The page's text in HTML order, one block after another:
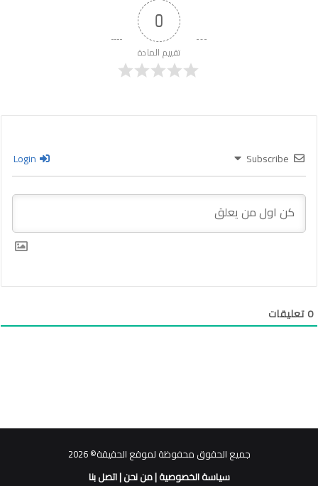
0
تقييم المادة
Subscribe
0تعليقات
جميع الحقوق محفوظة لموقع الحقيقة© 2026
سياسة الخصوصية|من نحن|اتصل بنا